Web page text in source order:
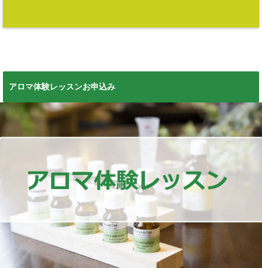
アロマ体験レッスンお申込み